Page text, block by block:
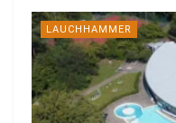
LAUCHHAMMER